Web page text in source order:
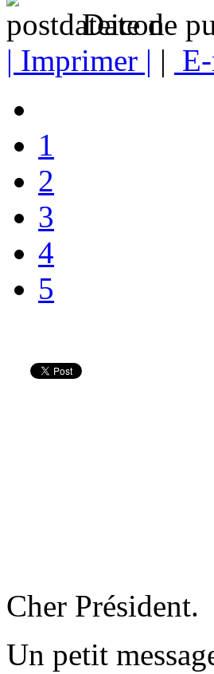
Date de
| Imprimer | |
1
2
3
4
5
Cher Président.
Un petit